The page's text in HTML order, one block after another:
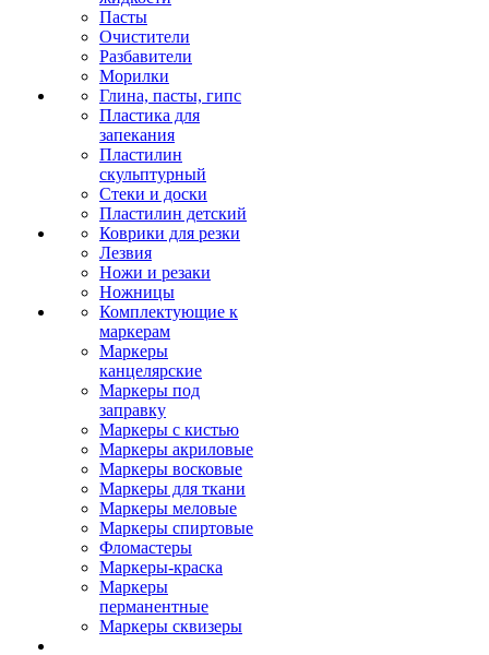
Пасты
Очистители
Разбавители
Морилки
Глина, пасты, гипс
Пластика для
запекания
Пластилин
скульптурный
Стеки и доски
Пластилин детский
Коврики для резки
Лезвия
Ножи и резаки
Ножницы
Комплектующие к
маркерам
Маркеры
канцелярские
Маркеры под
заправку
Маркеры с кистью
Маркеры акриловые
Маркеры восковые
Маркеры для ткани
Маркеры меловые
Маркеры спиртовые
Фломастеры
Маркеры-краска
Маркеры
перманентные
Маркеры сквизеры